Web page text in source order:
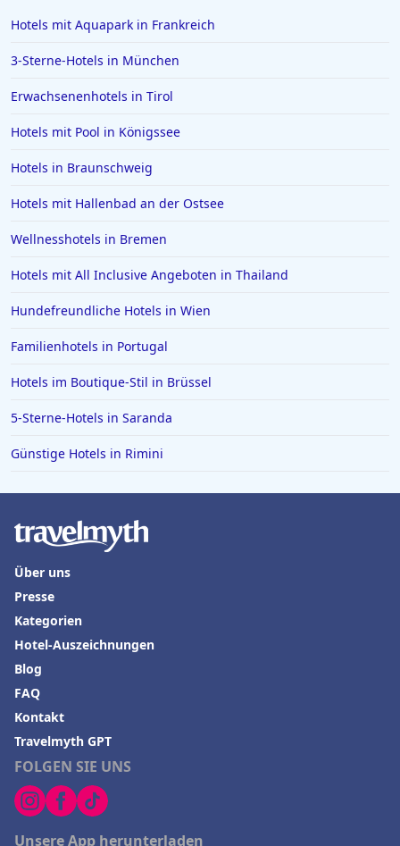
Hotels mit Aquapark in Frankreich
3-Sterne-Hotels in München
Erwachsenenhotels in Tirol
Hotels mit Pool in Königssee
Hotels in Braunschweig
Hotels mit Hallenbad an der Ostsee
Wellnesshotels in Bremen
Hotels mit All Inclusive Angeboten in Thailand
Hundefreundliche Hotels in Wien
Familienhotels in Portugal
Hotels im Boutique-Stil in Brüssel
5-Sterne-Hotels in Saranda
Günstige Hotels in Rimini
FOLGEN SIE UNS
Unsere App herunterladen
Über uns
Presse
Kategorien
Hotel-Auszeichnungen
Blog
FAQ
Kontakt
Travelmyth GPT